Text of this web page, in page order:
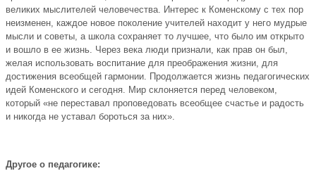
великих мыслителей человечества. Интерес к Коменскому с тех пор
неизменен, каждое новое поколение учителей находит у него мудрые
мысли и советы, а школа сохраняет то лучшее, что было им открыто
и вошло в ее жизнь. Через века люди признали, как прав он был,
желая использовать воспитание для преображения жизни, для
достижения всеобщей гармонии. Продолжается жизнь педагогических
идей Коменского и сегодня. Мир склоняется перед человеком,
который «не переставал проповедовать всеобщее счастье и радость
и никогда не уставал бороться за них».
Другое о педагогике: